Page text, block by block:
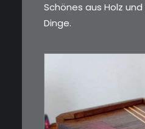
Schönes aus Holz
Dinge.